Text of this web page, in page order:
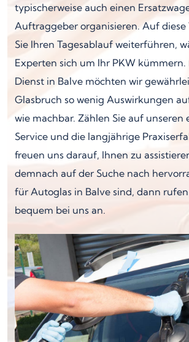
typischerweise auch einen
Auftraggeber organisieren. Auf diese
Sie Ihren Tagesablauf weiterführen,
Experten sich um Ihr PKW kümmern.
Dienst in Balve möchten wir
Glasbruch so wenig Auswirkungen
wie machbar. Zählen Sie auf unseren
Service und die langjährige
freuen uns darauf, Ihnen zu
demnach auf der Suche nach
für Autoglas in Balve sind, dann rufen
bequem bei uns an.